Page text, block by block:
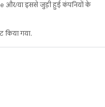
और/या इससे जुड़ी हुई कंपनियों के
किया गया.